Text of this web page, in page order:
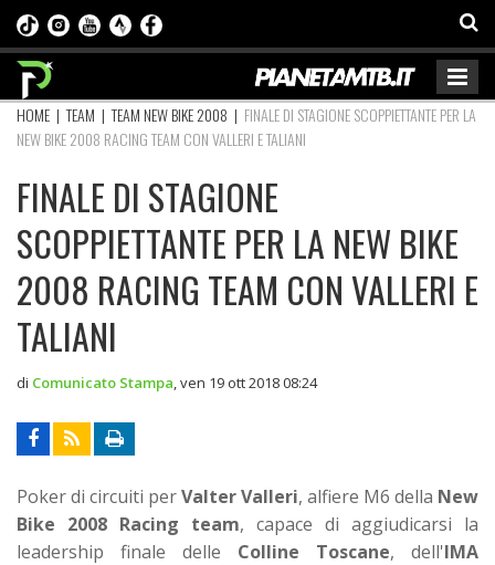
HOME |TEAM |TEAM NEW BIKE 2008 | FINALE DI STAGIONE SCOPPIETTANTE PER LA
NEW BIKE 2008 RACING TEAM CON VALLERI E TALIANI
FINALE DI STAGIONE
SCOPPIETTANTE PER LA NEW BIKE
2008 RACING TEAM CON VALLERI E
TALIANI
di Comunicato Stampa ven 19 ott 2018 08:24
Poker di circuiti perValter Valleri, alfiere M6 della New
Bike 2008 Racing team, capace di aggiudicarsi la
leadership finale delle Colline Toscane, dell'IMA